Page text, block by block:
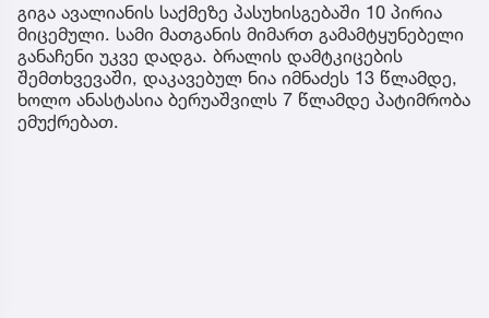
გიგა ავალიანის საქმეზე პასუხისგებაში 10 პირია
მიცემული. სამი მათგანის მიმართ გამამტყუნებელი
განაჩენი უკვე დადგა. ბრალის დამტკიცების
შემთხვევაში, დაკავებულ ნია იმნაძეს 13 წლამდე,
ხოლო ანასტასია ბერუაშვილს 7 წლამდე პატიმრობა
ემუქრებათ.